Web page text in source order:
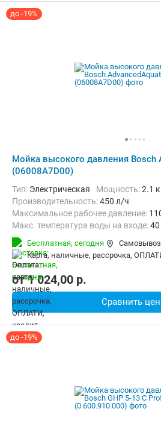
до -19%
Мойка высокого давления Bosch
(06008A7D00)
Тип: Электрическая Мощность:2.1
Производительность:450 л/ч
Максимальное рабочее давление:
Макс. температура воды на входе:40
Длина шланга высокого давления :
Бесплатная, сегодня
Самовывоз
карта, наличные, рассрочка,
от1 024,00 p.
Сравнить
до -19%